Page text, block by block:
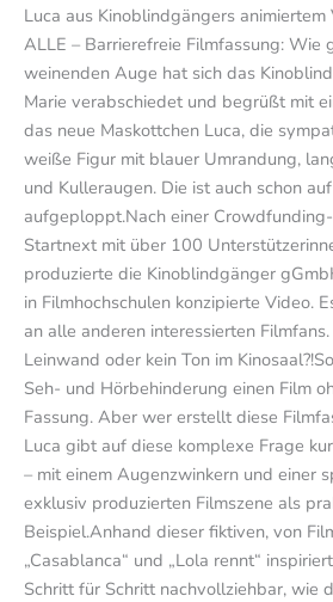
Luca aus Kinoblindgängers animiertem
ALLE – Barrierefreie Filmfassung: Wie
weinenden Auge hat sich das
Marie verabschiedet und begrüßt mit
das neue Maskottchen Luca, die
weiße Figur mit blauer Umrandung,
und Kulleraugen. Die ist auch schon
aufgeploppt.Nach einer
Startnext mit über 100
produzierte die Kinoblindgänger
in Filmhochschulen konzipierte Video.
an alle anderen interessierten
Leinwand oder kein Ton im
Seh- und Hörbehinderung einen Film
Fassung. Aber wer erstellt diese
Luca gibt auf diese komplexe Frage
– mit einem Augenzwinkern und einer
exklusiv produzierten Filmszene als
Beispiel.Anhand dieser fiktiven, von
„Casablanca“ und „Lola rennt“
Schritt für Schritt nachvollziehbar, wie